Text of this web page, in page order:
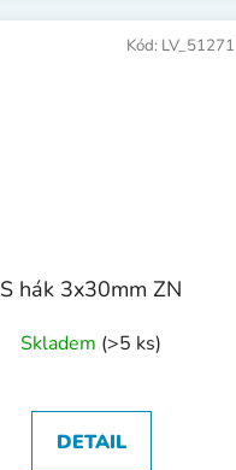
S hák 3x30mm ZN
Skladem (>5 ks)
DETAIL
Kód: LV_51271